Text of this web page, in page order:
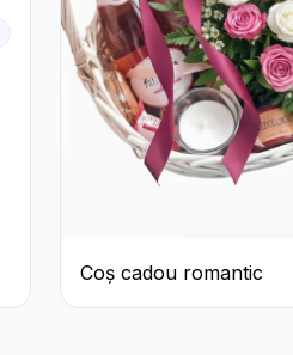
Coș cadou romantic